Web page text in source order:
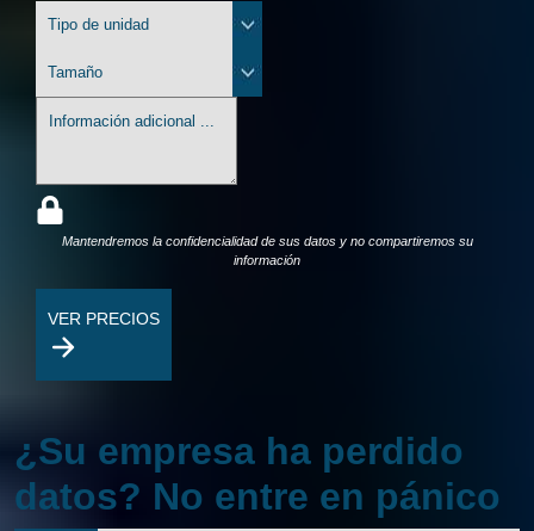
Mantendremos la confidencialidad de sus datos y no compartiremos su
información
VER PRECIOS
¿Su empresa ha perdido
datos? No entre en pánico